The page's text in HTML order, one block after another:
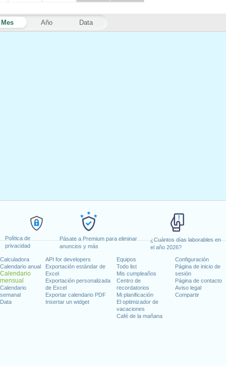
Política de
privacidad
Pásate a Premium para eliminar
anuncios y más
¿Cuántos días laborables en
el año 2026?
Calculadora
Calendario anual
Calendario
mensual
Calendario
semanal
Data
API for developers
Exportación estándar de
Excel
Exportación personalizada
de Excel
Exportar calendario PDF
Insertar un widget
Equipos
Todo list
Mis cumpleaños
Centro de
recordatorios
Mi planificación
El optimizador de
vacaciones
Café de la mañana
Configuración
Página de inicio de
sesión
Página de contacto
Aviso legal
Compartir
Mes Año Data